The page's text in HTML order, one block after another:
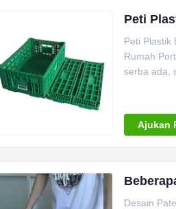
Peti
Peti Plastik
Rumah
serba ada,
Ajukan
Desain